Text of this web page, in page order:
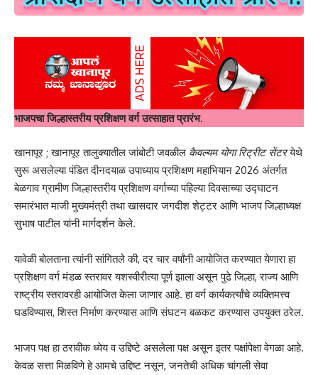
भाजपचा जिल्हास्तरीय प्रशिक्षण वर्ग उत्साहात प्रारंभ.
खानापूर ; खानापूर तालुक्यातील जांबोटी जवळील कैवल्यम योगा रिट्रीट सेंटरयेथे
सुरू असलेल्या पंडित दीनदयाळ उपाध्याय प्रशिक्षण महाभियान 2026 अंतर्गत
बेळगाव ग्रामीण जिल्हास्तरीय प्रशिक्षण वर्गाच्या पहिल्या दिवसाच्या उद्घाटन
समारंभात माजी मुख्यमंत्री तथा खासदार जगदीश शेट्टर आणि भाजप जिल्हाध्यक्ष
सुभाष पाटील यांनी मार्गदर्शन केले.
यावेळी बोलताना त्यांनी सांगितले की, दर चार वर्षांनी आयोजित करण्यात येणारा हा
प्रशिक्षण वर्ग मंडळ स्तरावर यशस्वीरीत्या पूर्ण झाला असून पुढे जिल्हा, राज्य आणि
राष्ट्रीय स्तरावरही आयोजित केला जाणार आहे. हा वर्ग कार्यकर्त्यांचे व्यक्तिमत्त्व
घडविण्यास, शिस्त निर्माण करण्यास आणि संघटन बळकट करण्यास उपयुक्त ठरेल.
भाजप पक्ष हा ठरावीक ध्येय व उद्दिष्टे असलेला पक्ष असून इतर पक्षांपेक्षा वेगळा आहे.
केवळ सत्ता मिळविणे हे आमचे उद्दिष्ट नसून, जनतेची अधिक चांगली सेवा